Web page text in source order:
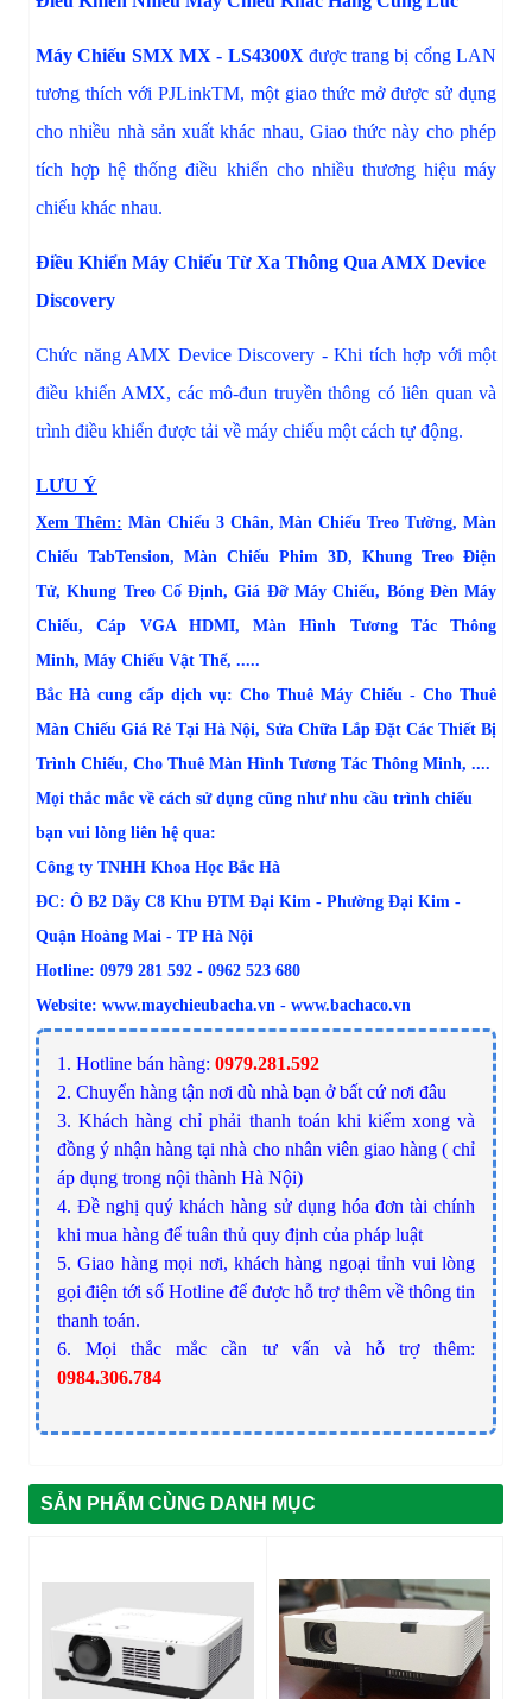
Máy Chiếu SMX MX - LS4300X được trang bị cổng LAN
tương thích với PJLinkTM, một giao thức mở được sử dụng
cho nhiều nhà sản xuất khác nhau, Giao thức này cho phép
tích hợp hệ thống điều khiển cho nhiều thương hiệu máy
chiếu khác nhau.
Điều Khiển Máy Chiếu Từ Xa Thông Qua AMX Device
Discovery
Chức năng AMX Device Discovery - Khi tích hợp với một
điều khiển AMX, các mô-đun truyền thông có liên quan và
trình điều khiển được tải về máy chiếu một cách tự động.
LƯU Ý
Xem Thêm: Màn Chiếu 3 Chân,Màn Chiếu Treo Tường,Màn
Chiếu TabTension, Màn Chiếu Phim 3D, Khung Treo Điện
Tử,Khung Treo Cố Định,Giá Đỡ Máy Chiếu, Bóng Đèn Máy
Chiếu,
Cáp VGA HDMI, Màn Hình Tương Tác Thông
Minh, Máy Chiếu Vật Thể, .....
Bắc Hà cung cấp dịch vụ: Cho Thuê Máy Chiếu - Cho Thuê
Màn Chiếu Giá Rẻ Tại Hà Nội, Sửa Chữa Lắp Đặt Các Thiết Bị
Trình Chiếu, Cho Thuê Màn Hình Tương Tác Thông Minh, ....
Mọi thắc mắc về cách sử dụng cũng như nhu cầu trình chiếu
bạn vui lòng liên hệ qua:
Công ty TNHH Khoa Học Bắc Hà
ĐC: Ô B2 Dãy C8 Khu ĐTM Đại Kim - Phường Đại Kim -
Quận Hoàng Mai - TP Hà Nội
Hotline: 0979 281 592 - 0962 523 680
Website: www.maychieubacha.vn - www.bachaco.vn
1. Hotline bán hàng: 0979.281.592
2. Chuyển hàng tận nơi dù nhà bạn ở bất cứ nơi đâu
3. Khách hàng chỉ phải thanh toán khi kiểm xong và
đồng ý nhận hàng tại nhà cho nhân viên giao hàng ( chỉ
áp dụng trong nội thành Hà Nội)
4. Đề nghị quý khách hàng sử dụng hóa đơn tài chính
khi mua hàng để tuân thủ quy định của pháp luật
5. Giao hàng mọi nơi, khách hàng ngoại tỉnh vui lòng
gọi điện tới số Hotline để được hỗ trợ thêm về thông tin
thanh toán.
6. Mọi thắc mắc cần tư vấn và hỗ trợ thêm:
0984.306.784
SẢN PHẨM CÙNG DANH MỤC